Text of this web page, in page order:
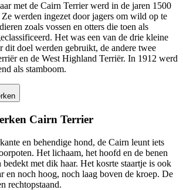
met de Cairn Terrier werd in de jaren 1500
werden ingezet door jagers om wild op te
zoals vossen en otters die toen als
Het was een van de drie kleine
dit doel werden gebruikt, de andere twee
en de West Highland Terriër. In 1912 werd
als stamboom.
Cairn Terrier
en behendige hond, de Cairn leunt iets
Het lichaam, het hoofd en de benen
met dik haar. Het kosrte staartje is ook
en noch hoog, noch laag boven de kroep. De
rechtopstaand.